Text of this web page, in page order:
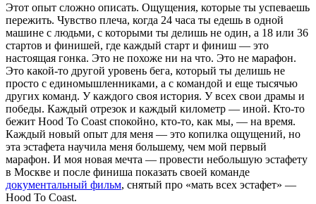
Этот опыт сложно описать. Ощущения, которые ты успеваешь
пережить. Чувство плеча, когда 24 часа ты едешь в одной
машине с людьми, с которыми ты делишь не один, а 18 или 36
стартов и финишей, где каждый старт и финиш — это
настоящая гонка. Это не похоже ни на что. Это не марафон.
Это какой-то другой уровень бега, который ты делишь не
просто с единомышленниками, а с командой и еще тысячью
других команд. У каждого своя история. У всех свои драмы и
победы. Каждый отрезок и каждый километр — иной. Кто-то
бежит Hood To Coast спокойно, кто-то, как мы, — на время.
Каждый новый опыт для меня — это копилка ощущений, но
эта эстафета научила меня большему, чем мой первый
марафон. И моя новая мечта — провести небольшую эстафету
в Москве и после финиша показать своей команде
документальный фильм, снятый про «мать всех эстафет» —
Hood To Coast.